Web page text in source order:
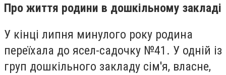
Про життя родини в дошкільному закладі
У кінці липня минулого року родина
переїхала до ясел-садочку №41. У одній із
груп дошкільного закладу сім'я, власне,